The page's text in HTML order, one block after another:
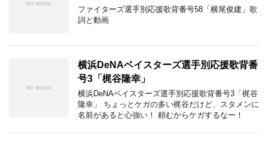
ファイターズ選手別応援歌背番号58「横尾俊建」歌
詞と動画
横浜DeNAベイスターズ選手別応援歌背番
号3「梶谷隆幸」
横浜DeNAベイスターズ選手別応援歌背番号3「梶谷
隆幸」 ちょっとケガの多い梶谷だけど、スタメンに
名前があると心強い！ 頼むからケガするなー！